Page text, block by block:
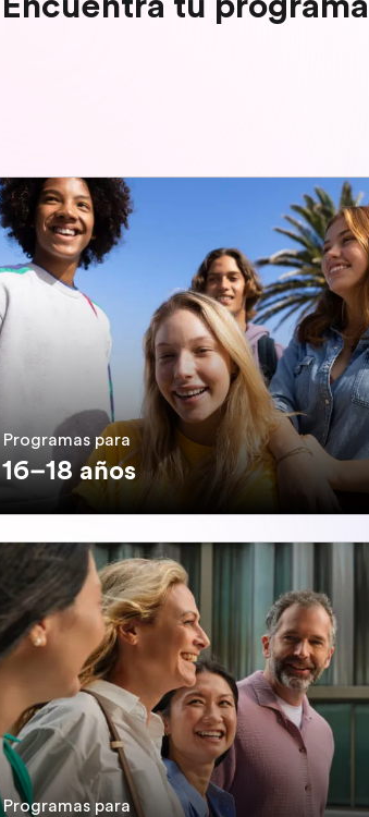
Programas para
16–18 años
Programas para